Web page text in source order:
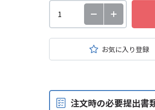
お気に入り登録
注文時の必要提出書